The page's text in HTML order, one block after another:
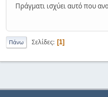
Πράγματι ισχύει αυτό που
Πάνω Σελίδες 1